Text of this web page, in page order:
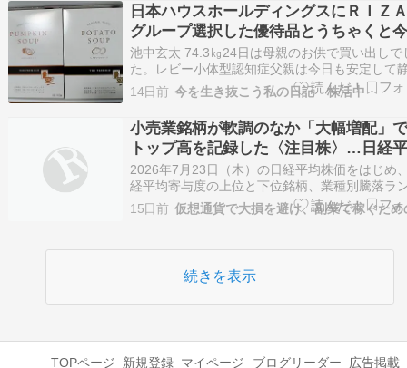
日本ハウスホールディングスにＲＩＺ
グループ選択した優待品とうちゃくと
の評価損益
池中玄太 74.3㎏24日は母親のお供で買い出しで
た。レビー小体型認知症父親は今日も安定して
です。処方箋の薬が効いているようです。楽天
イリスオーヤマの緑茶ラベルなし24本 送料無料
1278円届きました。注文日：2026/07/22(水)20
ろお家に届くのが嬉しい…
14日前 今を生き抜こう私の日記 株活中
小売業銘柄が軟調のなか「大幅増配」
トップ高を記録した〈注目株〉…日経
は307.00円高の「66,422.60円」と反発
月23日の国内株式市場概況】 – 日経平
況
2026年7月23日（木）の日経平均株価をはじめ
経平均寄与度の上位と下位銘柄、業種別騰落ラ
ング、東証プライム市場に上場している個別株
15日前
続きを表示
TOPページ 新規登録 マイページ ブログリーダー 広告掲載